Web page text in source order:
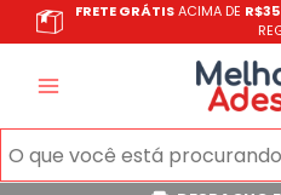
para
FRETE GRÁTISACIMA DE